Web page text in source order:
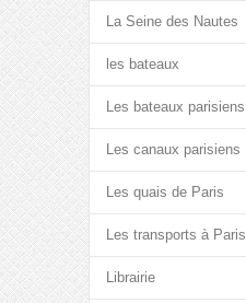
La Seine des Nautes
les bateaux
Les bateaux parisiens
Les canaux parisiens
Les quais de Paris
Les transports à Paris
Librairie